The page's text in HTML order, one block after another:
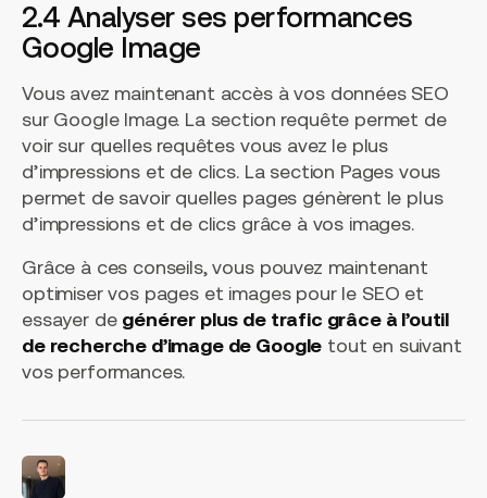
2.4 Analyser ses performances
Google Image
Vous avez maintenant accès à vos données SEO
sur Google Image. La section requête permet de
voir sur quelles requêtes vous avez le plus
d’impressions et de clics. La section Pages vous
permet de savoir quelles pages génèrent le plus
d’impressions et de clics grâce à vos images.
Grâce à ces conseils, vous pouvez maintenant
optimiser vos pages et images pour le SEO et
essayer de générer plus de trafic grâce à l’outil
de recherche d’image de Google tout en suivant
vos performances.